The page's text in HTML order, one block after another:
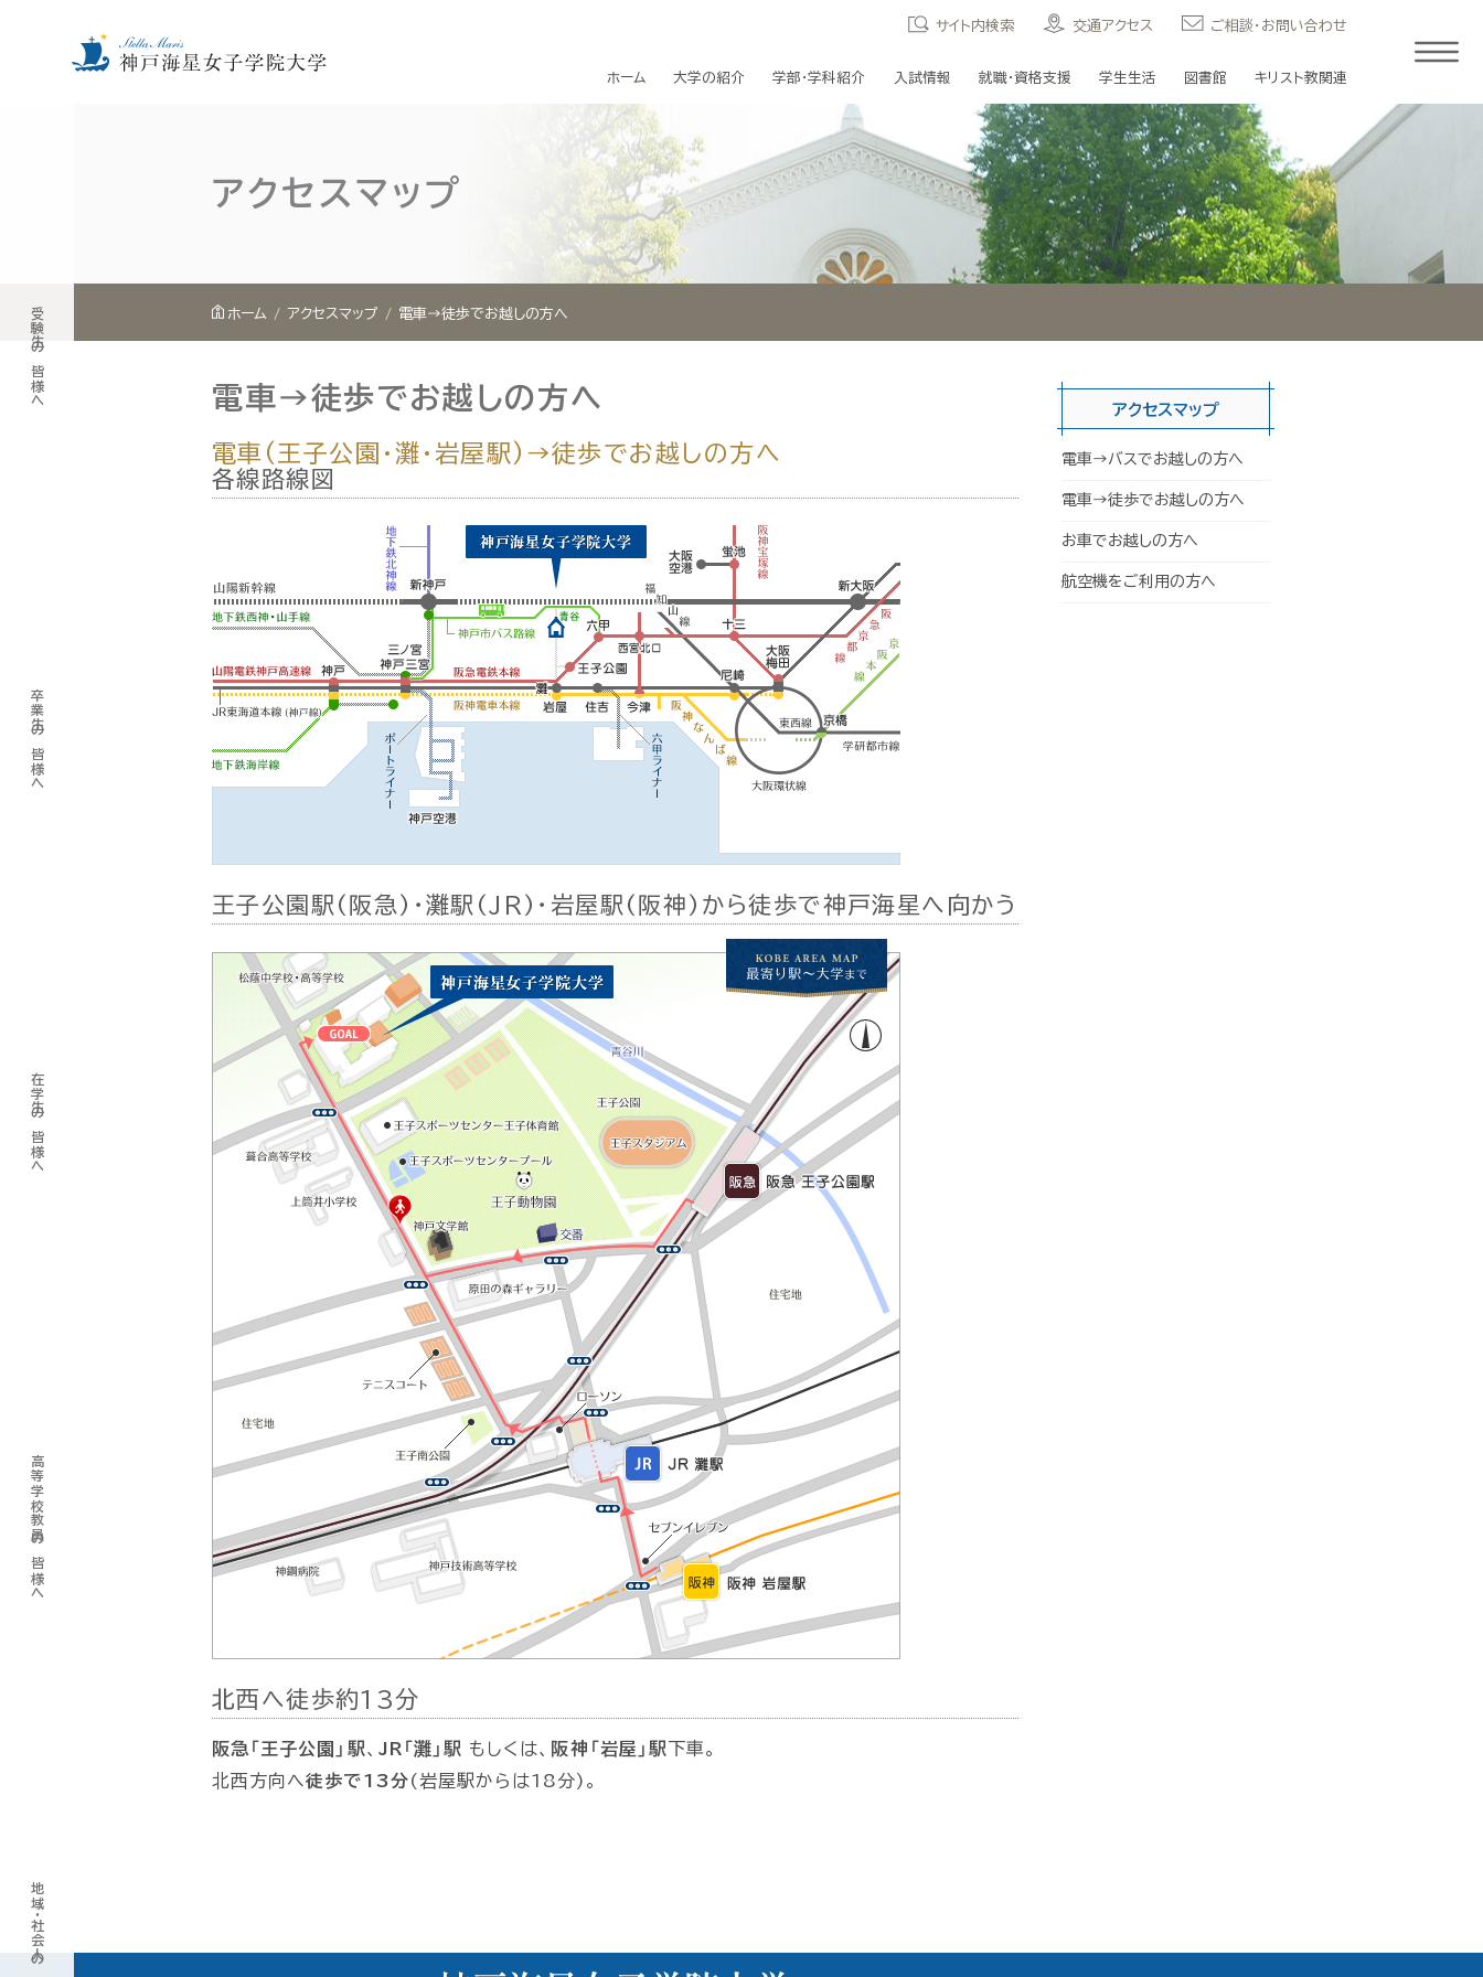
ホーム 大学の紹介 学部・学科紹介 入試情報 就職・資格支援 学生生活 図書館 キリスト教関連
サイト内検索 交通アクセス ご相談・お問い合わせ
受験生の皆様へ
卒業生の皆様へ
在学生の皆様へ
高等学校教員の皆様へ
アクセスマップ
ホーム アクセスマップ 電車→徒歩でお越しの方へ
電車→徒歩でお越しの方へ
電車(王子公園・灘・岩屋駅)→徒歩でお越しの方へ
各線路線図
王子公園駅(阪急)・灘駅(JR)・岩屋駅(阪神)から徒歩で神戸海星へ向かう
北西へ徒歩約13分
阪急「王子公園」駅、 JR「灘」駅 もしくは、 阪神「岩屋」駅下車。
北西方向へ徒歩で13分(岩屋駅からは18分)。
アクセスマップ
電車→バスでお越しの方へ
電車→徒歩でお越しの方へ
お車でお越しの方へ
航空機をご利用の方へ